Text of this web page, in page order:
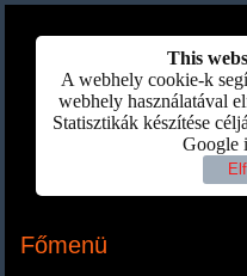
This
A webhely cookie-k
webhely használatával
Statisztikák készítése
Google
Főmenü